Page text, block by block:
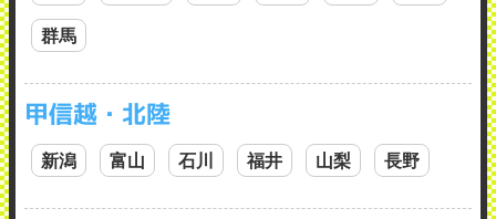
群馬
甲信越・北陸
新潟 富山 石川 福井 山梨 長野